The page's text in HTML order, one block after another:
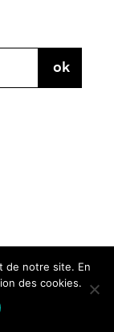
de notre site. En
des cookies.